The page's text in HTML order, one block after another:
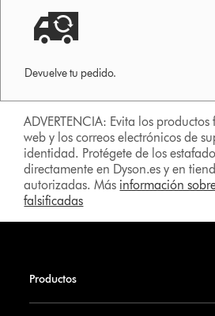
Devuelve tu pedido.
ADVERTENCIA: Evita los
web y los correos electrónicos de
identidad. Protégete de los
directamente en Dyson.es y en
autorizadas. Más información
falsificadas
Productos